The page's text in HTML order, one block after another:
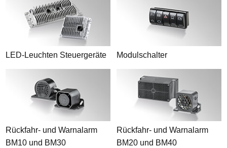
LED-Leuchten Steuergeräte Modulschalter
Rückfahr- und Warnalarm
BM10 und BM30
Rückfahr- und Warnalarm
BM20 und BM40